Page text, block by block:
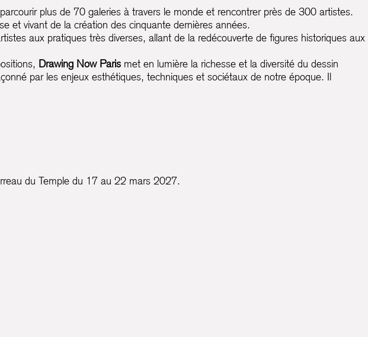
plus de 70 galeries à travers le monde et rencontrer près de 300 artistes.
et vivant de la création des cinquante dernières années.
aux pratiques très diverses, allant de la redécouverte de figures historiques aux
Drawing Now Paris met en lumière la richesse et la diversité du dessin
par les enjeux esthétiques, techniques et sociétaux de notre époque. Il
du Temple du 17 au 22 mars 2027.